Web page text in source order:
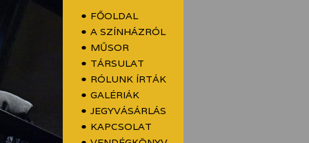
FŐOLDAL
A SZÍNHÁZRÓL
MŰSOR
TÁRSULAT
RÓLUNK ÍRTÁK
GALÉRIÁK
JEGYVÁSÁRLÁS
KAPCSOLAT